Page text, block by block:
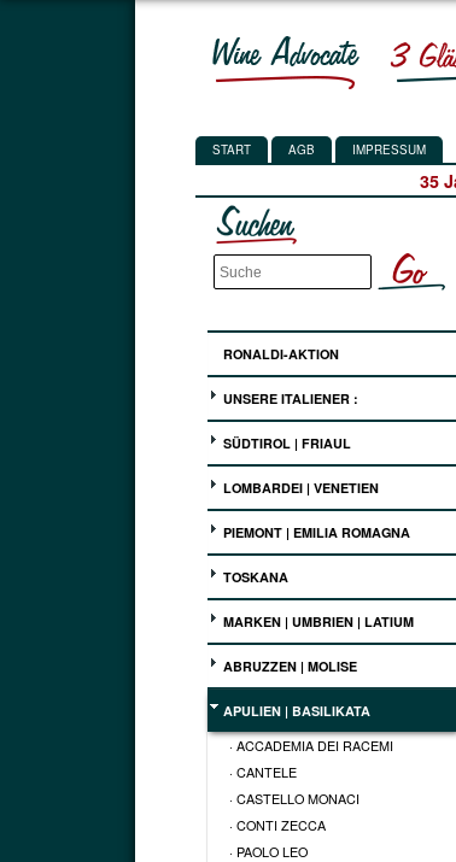
START AGB IMPRESSUM
35
RONALDI-AKTION
UNSERE ITALIENER :
SÜDTIROL | FRIAUL
LOMBARDEI | VENETIEN
PIEMONT | EMILIA ROMAGNA
TOSKANA
MARKEN | UMBRIEN | LATIUM
ABRUZZEN | MOLISE
APULIEN | BASILIKATA
· ACCADEMIA DEI RACEMI
· CANTELE
· CASTELLO MONACI
· CONTI ZECCA
· PAOLO LEO